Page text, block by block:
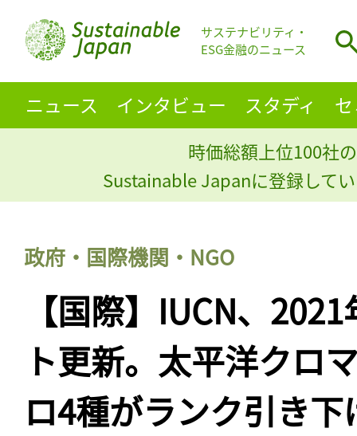
サステナビリティ・
ESG金融のニュース
ニュース インタビュー スタディ
時価総額上位100社
Sustainable Japanに登録して
政府・国際機関・NGO
【国際】IUCN、
ト更新。太平洋クロ
ロ4種がランク引き下